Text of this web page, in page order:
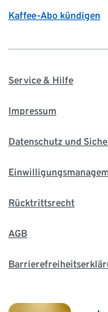
Kaffee-Abo kündigen
Service & Hilfe
Impressum
Datenschutz und
Rücktrittsrecht
AGB